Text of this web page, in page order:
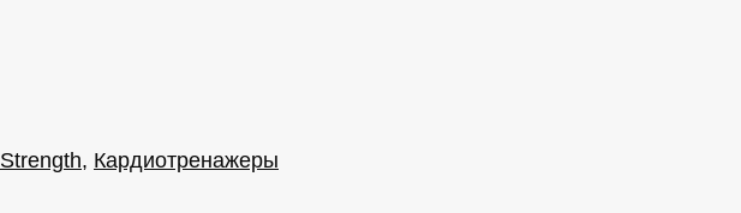
, Кардиотренажеры